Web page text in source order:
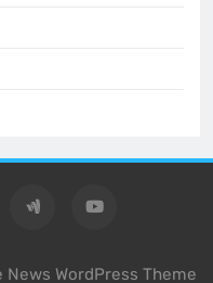
WordPress Theme